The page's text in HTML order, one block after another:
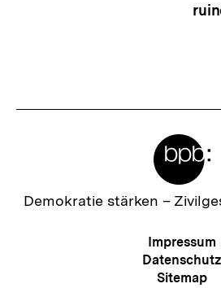
Zur
Demokratie stärken –
Meta-
Impressum
Datenschutz
Sitemap